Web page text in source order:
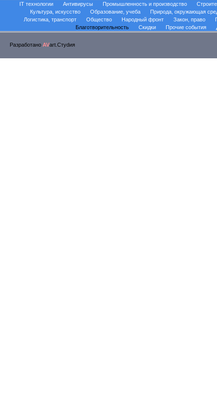
IT технологии Антивирусы Промышленность и производство
Культура, искусство
Образование, учеба
Природа, окружающая
Логистика, транспорт
Общество Народный фронт Закон, право
Благотворительность
Скидки Прочие события
Разработано AVart.Стуdия